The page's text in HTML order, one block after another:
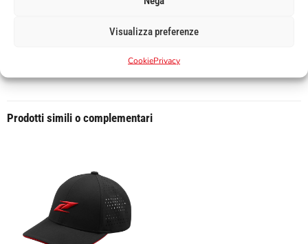
Visualizza preferenze
CookiePrivacy
Prodotti simili o complementari